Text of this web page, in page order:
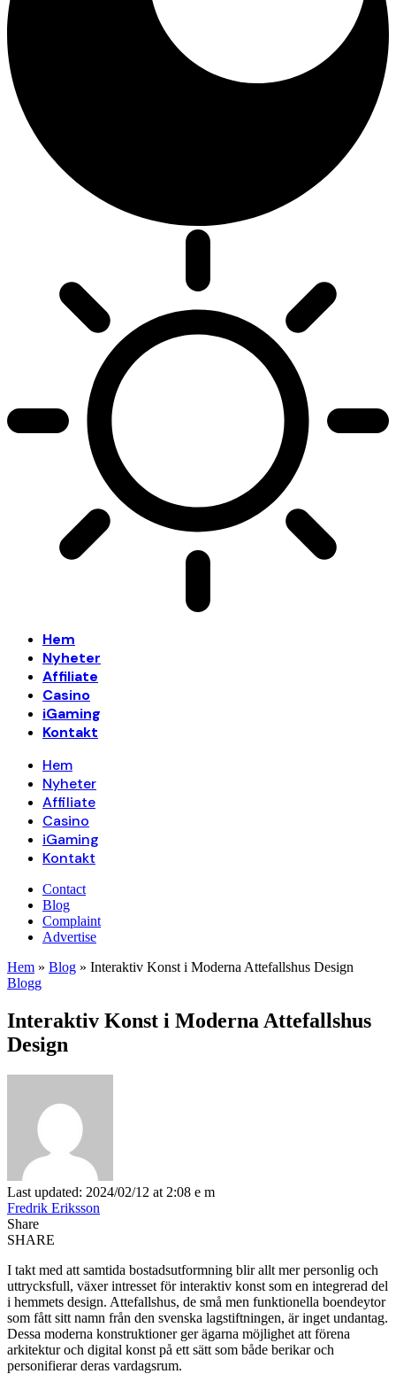
Hem
Nyheter
Affiliate
Casino
iGaming
Kontakt
Hem
Nyheter
Affiliate
Casino
iGaming
Kontakt
Contact
Blog
Complaint
Advertise
Hem » Blog » Interaktiv Konst i Moderna Attefallshus Design
Blogg
Interaktiv Konst i Moderna Attefallshus
Design
Last updated: 2024/02/12 at 2:08 e m
Fredrik Eriksson
Share
SHARE
I takt med att samtida bostadsutformning blir allt mer personlig och
uttrycksfull, växer intresset för interaktiv konst som en integrerad del
i hemmets design. Attefallshus, de små men funktionella boendeytor
som fått sitt namn från den svenska lagstiftningen, är inget undantag.
Dessa moderna konstruktioner ger ägarna möjlighet att förena
arkitektur och digital konst på ett sätt som både berikar och
personifierar deras vardagsrum.